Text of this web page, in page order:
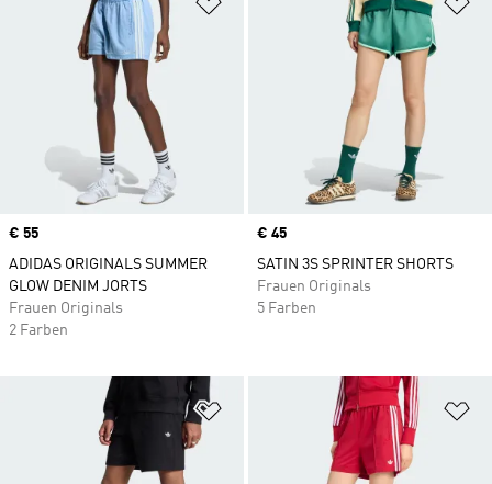
Price
€ 55
ADIDAS ORIGINALS SUMMER
GLOW DENIM JORTS
Frauen Originals
2 Farben
Price
€ 45
SATIN 3S SPRINTER SHORTS
Frauen Originals
5 Farben
Zur Wunschliste hinzufügen